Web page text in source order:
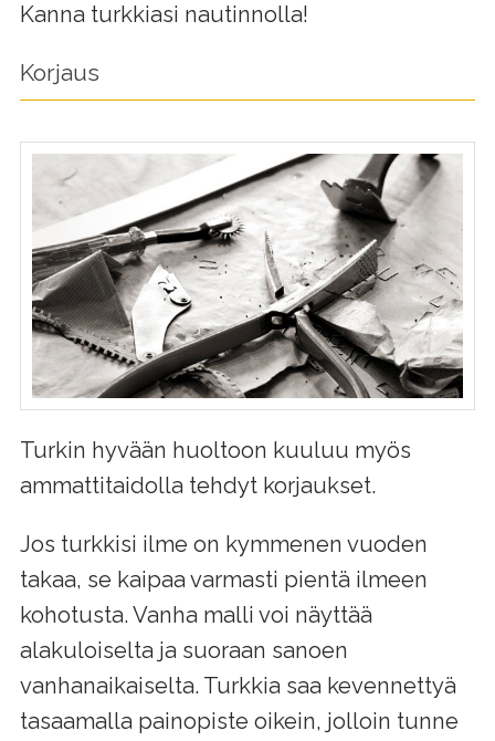
Kanna turkkiasi nautinnolla!
Korjaus
Turkin hyvään huoltoon kuuluu myös
ammattitaidolla tehdyt korjaukset.
Jos turkkisi ilme on kymmenen vuoden
takaa, se kaipaa varmasti pientä ilmeen
kohotusta. Vanha malli voi näyttää
alakuloiselta ja suoraan sanoen
vanhanaikaiselta. Turkkia saa kevennettyä
tasaamalla painopiste oikein, jolloin tunne